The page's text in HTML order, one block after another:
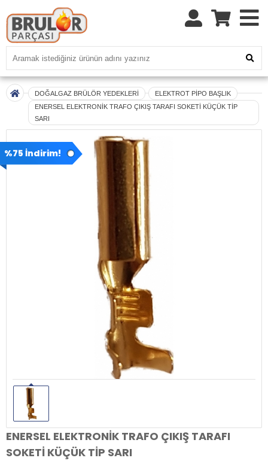
DOĞALGAZ BRÜLÖR YEDEKLERİ
ELEKTROT PİPO BAŞLIK
ENERSEL ELEKTRONİK TRAFO ÇIKIŞ TARAFI SOKETİ KÜÇÜK TİP
SARI
%75 İndirim!
ENERSEL ELEKTRONİK TRAFO ÇIKIŞ TARAFI
SOKETİ KÜÇÜK TİP SARI